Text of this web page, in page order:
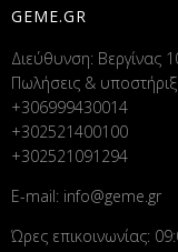
GEME.GR
Διεύθυνση: Βεργίνας
Πωλήσεις &
+306999430014
+302521400100
+302521091294
E-mail: info@geme.gr
Ώρες επικοινωνίας: